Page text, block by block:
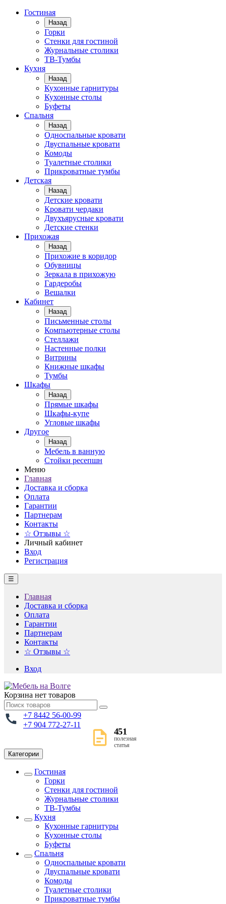
Гостиная
Назад
Горки
Стенки для гостиной
Журнальные столики
TВ-Тумбы
Кухня
Назад
Кухонные гарнитуры
Кухонные столы
Буфеты
Спальня
Назад
Односпальные кровати
Двуспальные кровати
Комоды
Туалетные столики
Прикроватные тумбы
Детская
Назад
Детские кровати
Кровати чердаки
Двухъярусные кровати
Детские стенки
Прихожая
Назад
Прихожие в коридор
Обувницы
Зеркала в прихожую
Гардеробы
Вешалки
Кабинет
Назад
Письменные столы
Компьютерные столы
Стеллажи
Настенные полки
Витрины
Книжные шкафы
Тумбы
Шкафы
Назад
Прямые шкафы
Шкафы-купе
Угловые шкафы
Другое
Назад
Мебель в ванную
Стойки ресепшн
Меню
Главная
Доставка и сборка
Оплата
Гарантии
Партнерам
Контакты
☆ Отзывы ☆
Личный кабинет
Вход
Регистрация
☰
Главная
Доставка и сборка
Оплата
Гарантии
Партнерам
Контакты
☆ Отзывы ☆
Вход
Корзина нет товаров
+7 8442 56-00-99
+7 904 772-27-11
451
полезная
статья
Категории
Гостиная
Горки
Стенки для гостиной
Журнальные столики
TВ-Тумбы
Кухня
Кухонные гарнитуры
Кухонные столы
Буфеты
Спальня
Односпальные кровати
Двуспальные кровати
Комоды
Туалетные столики
Прикроватные тумбы